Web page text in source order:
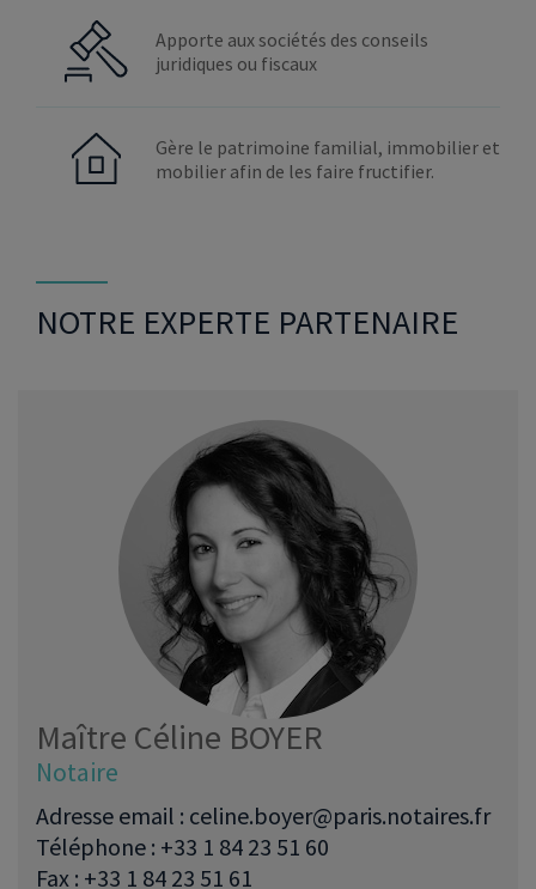
Apporte aux sociétés des conseils
juridiques ou fiscaux
Gère le patrimoine familial, immobilier et
mobilier afin de les faire fructifier.
NOTRE EXPERTE PARTENAIRE
Maître Céline BOYER
Notaire
Adresse email : celine.boyer@paris.notaires.fr
Téléphone : +33 1 84 23 51 60
Fax : +33 1 84 23 51 61